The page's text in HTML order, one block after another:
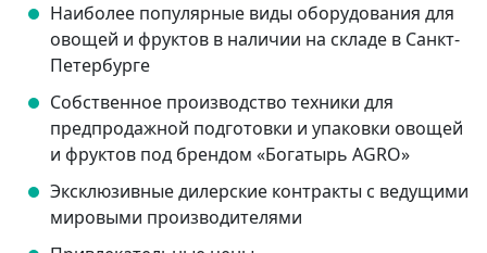
Наиболее популярные виды оборудования для
овощей и фруктов в наличии на складе в Санкт-
Петербурге
Собственное производство техники для
предпродажной подготовки и упаковки овощей
и фруктов под брендом «Богатырь AGRO»
Эксклюзивные дилерские контракты с ведущими
мировыми производителями